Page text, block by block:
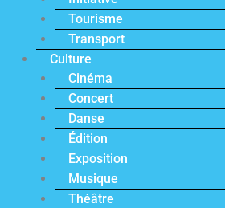
Tourisme
Transport
Culture
Cinéma
Concert
Danse
Édition
Exposition
Musique
Théâtre